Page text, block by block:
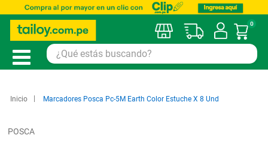
Mi
0
Inicio Marcadores Posca Pc-5M Earth Color Estuche X 8 Und
POSCA